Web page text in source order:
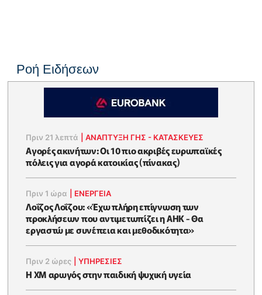
Ροή Ειδήσεων
Πριν 21 λεπτά |ΑΝΑΠΤΥΞΗ ΓΗΣ - ΚΑΤΑΣΚΕΥΕΣ
Αγορές ακινήτων: Οι 10 πιο ακριβές ευρωπαϊκές
πόλεις για αγορά κατοικίας (πίνακας)
Πριν 1 ώρα ΕΝΈΡΓΕΙΑ
Λοΐζος Λοΐζου: «Έχω πλήρη επίγνωση των
προκλήσεων που αντιμετωπίζει η ΑΗΚ - Θα
εργαστώ με συνέπεια και μεθοδικότητα»
Πριν 2 ώρες |ΥΠΗΡΕΣΙΕΣ
Η XM αρωγός στην παιδική ψυχική υγεία